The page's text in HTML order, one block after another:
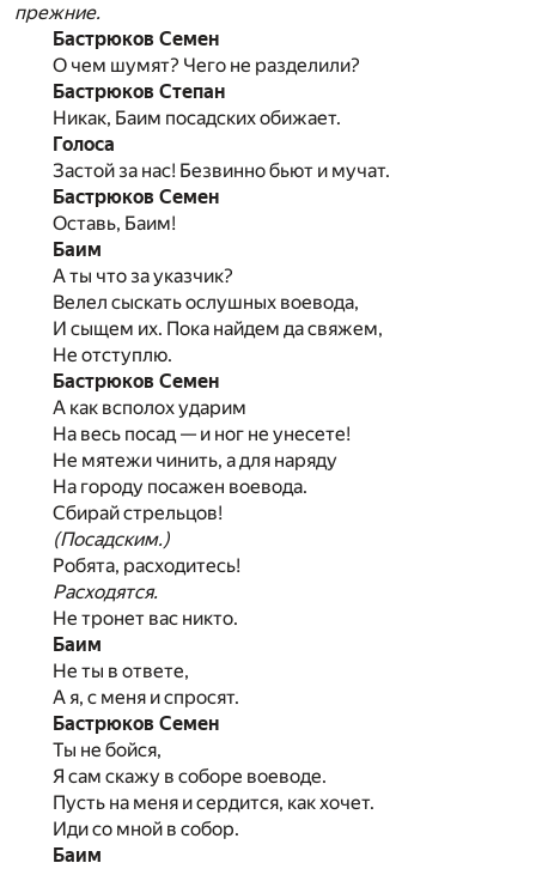
прежние.
Бастрюков Семен
О чем шумят? Чего не разделили?
Бастрюков Степан
Никак, Баим посадских обижает.
Голоса
Застой за нас! Безвинно бьют и мучат.
Бастрюков Семен
Оставь, Баим!
Баим
А ты что за указчик?
Велел сыскать ослушных воевода,
И сыщем их. Пока найдем да свяжем,
Не отступлю.
Бастрюков Семен
А как всполох ударим
На весь посад — и ног не унесете!
Не мятежи чинить, а для наряду
На городу посажен воевода.
Сбирай стрельцов!
(Посадским.)
Робята, расходитесь!
Расходятся.
Не тронет вас никто.
Баим
Не ты в ответе,
А я, с меня и спросят.
Бастрюков Семен
Ты не бойся,
Я сам скажу в соборе воеводе.
Пусть на меня и сердится, как хочет.
Иди со мной в собор.
Баим